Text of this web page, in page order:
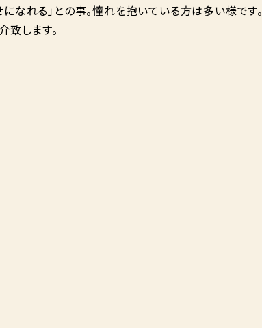
なれる」との事。憧れを抱いている方は多い様です。
致します。